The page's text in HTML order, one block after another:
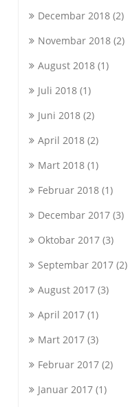
Decembar 2018(2)
Novembar 2018(2)
August 2018(1)
Juli 2018(1)
Juni 2018(2)
April 2018(2)
Mart 2018(1)
Februar 2018(1)
Decembar 2017(3)
Oktobar 2017(3)
Septembar 2017(2)
August 2017(3)
April 2017(1)
Mart 2017(3)
Februar 2017(2)
Januar 2017(1)